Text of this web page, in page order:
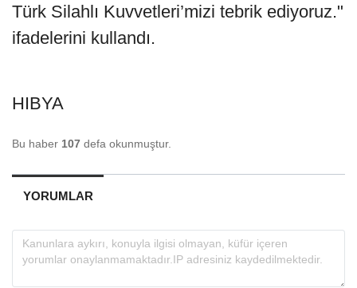
Türk Silahlı Kuvvetleri’mizi tebrik ediyoruz."
ifadelerini kullandı.
HIBYA
Bu haber 107 defa okunmuştur.
YORUMLAR